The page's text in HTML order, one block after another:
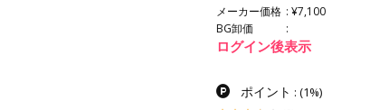
メーカー価格
¥7,100
BG卸価
ログイン後表示
ポイント : (1%)